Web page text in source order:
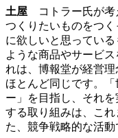
土屋 コトラー氏が考
つくりたいものをつ
に欲しいと思ってい
ような商品やサービ
れは、博報堂が経営
ほとんど同じです。
ー」を目指し、それ
する取り組みは、こ
た、競争戦略的な活動